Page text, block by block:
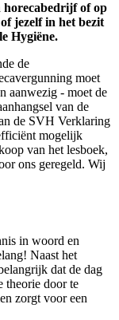
horecabedrijf of op
jezelf in het bezit
Hygiëne.
de
moet
aanwezig - moet de
van de
de SVH Verklaring
mogelijk
van het lesboek,
ons geregeld. Wij
in woord en
Naast het
dat de dag
theorie door te
zorgt voor een